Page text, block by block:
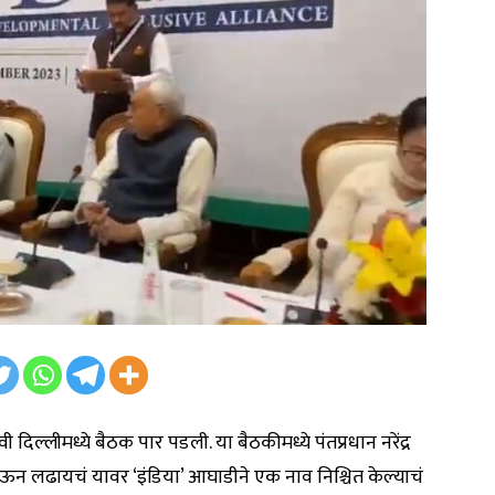
दिल्लीमध्ये बैठक पार पडली. या बैठकीमध्ये पंतप्रधान नरेंद्र
लढायचं यावर ‘इंडिया’ आघाडीने एक नाव निश्चित केल्याचं